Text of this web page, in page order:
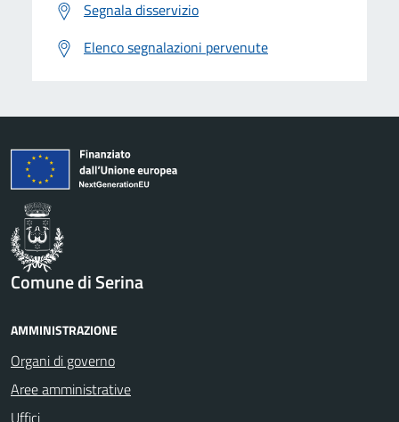
Segnala disservizio
Elenco segnalazioni pervenute
Comune di Serina
AMMINISTRAZIONE
Organi di governo
Aree amministrative
Uffici